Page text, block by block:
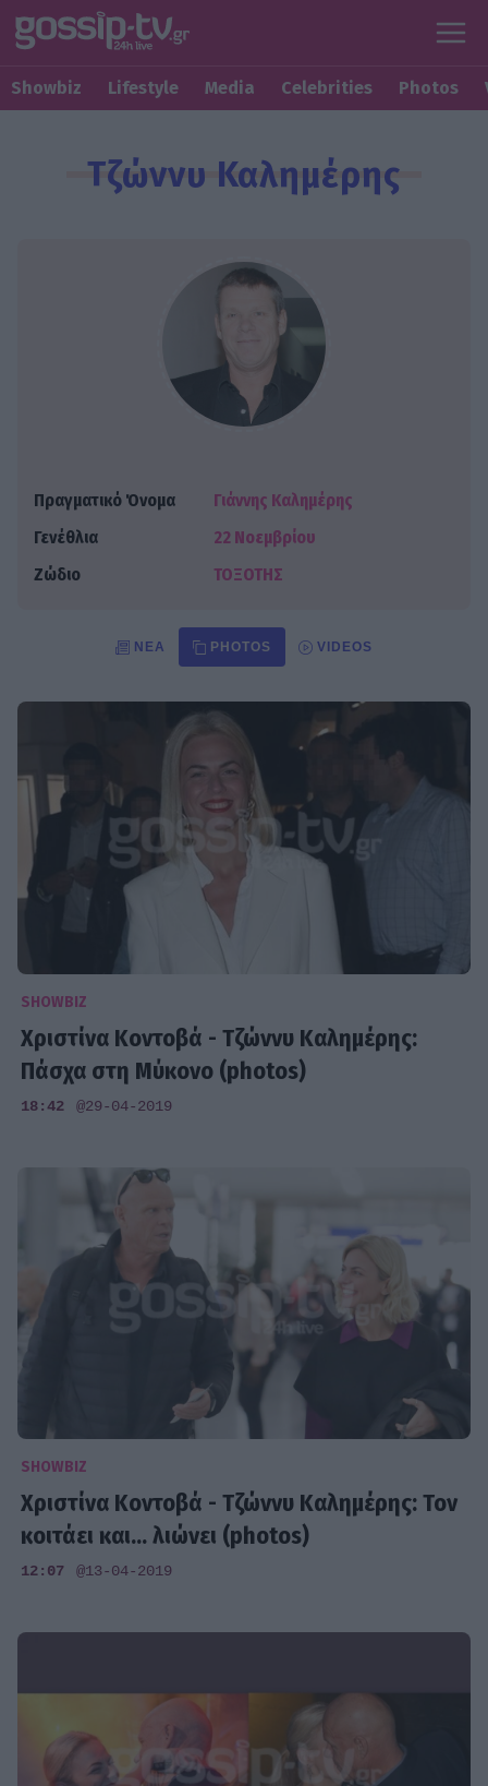
Showbiz Lifestyle Media Celebrities Photos
Τζώννυ Καλημέρης
Πραγματικό Όνομα
Γιάννης Καλημέρης
Γενέθλια
22 Νοεμβρίου
Ζώδιο
ΤΟΞΟΤΗΣ
ΝΈΑ PHOTOS VIDEOS
SHOWBIZ
Χριστίνα Κοντοβά - Τζώννυ Καλημέρης:
Πάσχα στη Μύκονο (photos)
18:42 @29-04-2019
SHOWBIZ
Χριστίνα Κοντοβά - Τζώννυ Καλημέρης: Τον
κοιτάει και... λιώνει (photos)
12:07 @13-04-2019